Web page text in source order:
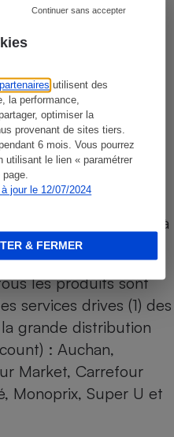
utilisent des
la performance,
optimiser la
provenant de sites tiers.
6 mois. Vous pourrez
utilisant le lien « paramétrer
page.
jour le 12/07/2024
Continuer sans accepter
& FERMER
propose le
géolocalisés
sur l’ensemble
Les produits de
sont comparés à
concurrents.
les produits sont
services drives (1) des
grande distribution
: Auchan,
Market, Carrefour
Monoprix, Super U et